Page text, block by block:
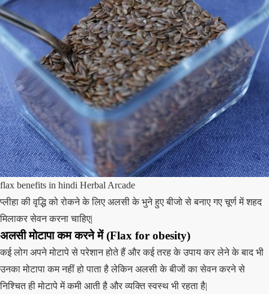
flax benefits in hindi Herbal Arcade
प्लीहा की वृद्धि को रोकने के लिए अलसी के भुने हुए बीजो से बनाए गए चूर्ण में शहद
मिलाकर सेवन करना चाहिए|
अलसी मोटापा कम करने में (Flax for obesity)
कई लोग अपने मोटापे से परेशान होते हैं और कई तरह के उपाय कर लेने के बाद भी
उनका मोटापा कम नहीं हो पाता है लेकिन अलसी के बीजों का सेवन करने से
निश्चित ही मोटापे में कमी आती है और व्यक्ति स्वस्थ भी रहता है|